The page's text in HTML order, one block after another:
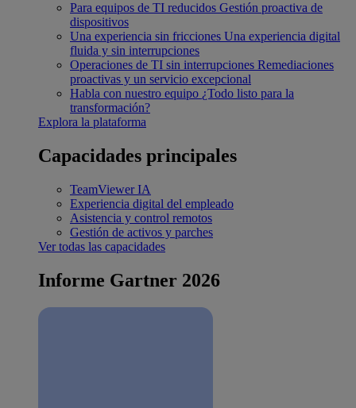
Para equipos de TI reducidos Gestión proactiva de
dispositivos
Una experiencia sin fricciones Una experiencia digital
fluida y sin interrupciones
Operaciones de TI sin interrupciones Remediaciones
proactivas y un servicio excepcional
Habla con nuestro equipo ¿Todo listo para la
transformación?
Explora la plataforma
Capacidades principales
TeamViewer IA
Experiencia digital del empleado
Asistencia y control remotos
Gestión de activos y parches
Ver todas las capacidades
Informe Gartner 2026